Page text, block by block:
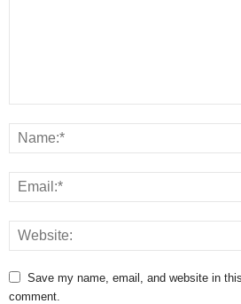
Save my name, email, and website in
comment.